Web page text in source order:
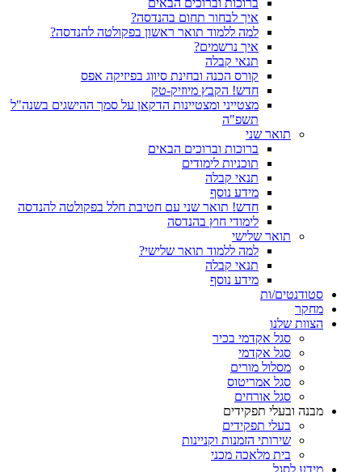
ברוכות וברוכים הבאים
איך לבחור תחום בהנדסה?
למה ללמוד תואר ראשון בפקולטה להנדסה?
איך נרשמים?
תנאי קבלה
קורס הכנה ובחינת סיווג בפיזיקה אפס
חדש! הקבץ מיוזיק-טק
מצטייני ומצטיינות הדקאן על סמך ההישגים בשנה"ל
תשפ"ה
תואר שני
ברוכות וברוכים הבאים
תוכניות לימודים
תנאי קבלה
מידע נוסף
חדש! תואר שני עם חטיבת חלל בפקולטה להנדסה
לימודי חוץ בהנדסה
תואר שלישי
למה ללמוד תואר שלישי?
תנאי קבלה
מידע נוסף
סטודנטים/ות
מחקר
הצוות שלנו
סגל אקדמי בכיר
סגל אקדמי
מסלול מורים
סגל אמריטוס
סגל אורחים
מבנה ובעלי תפקידים
בעלי תפקידים
שירותי הזמנות וקניינות
בית מלאכה מכני
מידע לסגל